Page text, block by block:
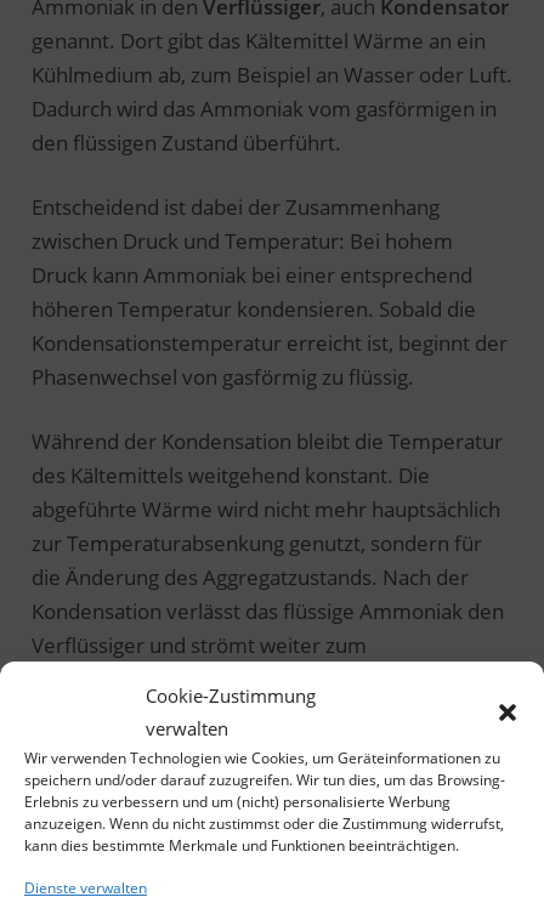
Cookie-Zustimmung
verwalten
Wir verwenden Technologien wie Cookies, um Geräteinformationen zu
speichern und/oder darauf zuzugreifen. Wir tun dies, um das Browsing-
Erlebnis zu verbessern und um (nicht) personalisierte Werbung
anzuzeigen. Wenn du nicht zustimmst oder die Zustimmung widerrufst,
kann dies bestimmte Merkmale und Funktionen beeinträchtigen.
Dienste verwalten
Ammoniak in den Verflüssiger, auch Kondensator
genannt. Dort gibt das Kältemittel Wärme an ein
Kühlmedium ab, zum Beispiel an Wasser oder Luft.
Dadurch wird das Ammoniak vom gasförmigen in
den flüssigen Zustand überführt.
Entscheidend ist dabei der Zusammenhang
zwischen Druck und Temperatur: Bei hohem
Druck kann Ammoniak bei einer entsprechend
höheren Temperatur kondensieren. Sobald die
Kondensationstemperatur erreicht ist, beginnt der
Phasenwechsel von gasförmig zu flüssig.
Während der Kondensation bleibt die Temperatur
des Kältemittels weitgehend konstant. Die
abgeführte Wärme wird nicht mehr hauptsächlich
zur Temperaturabsenkung genutzt, sondern für
die Änderung des Aggregatzustands. Nach der
Kondensation verlässt das flüssige Ammoniak den
Verflüssiger und strömt weiter zum